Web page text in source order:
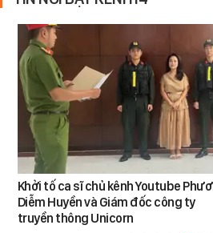
Khởi tố ca sĩ chủ kênh Youtube
Diễm Huyền và Giám đốc công ty
truyền thông Unicorn